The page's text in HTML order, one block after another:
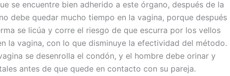
se encuentre bien adherido a este órgano, después de la
debe quedar mucho tiempo en la vagina, porque después
se licúa y corre el riesgo de que escurra por los vellos
la vagina, con lo que disminuye la efectividad del método.
se desenrolla el condón, y el hombre debe orinar y
antes de que quede en contacto con su pareja.